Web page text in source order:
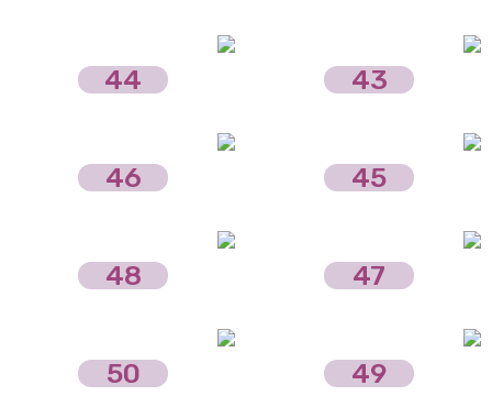
43
44
45
46
47
48
49
50